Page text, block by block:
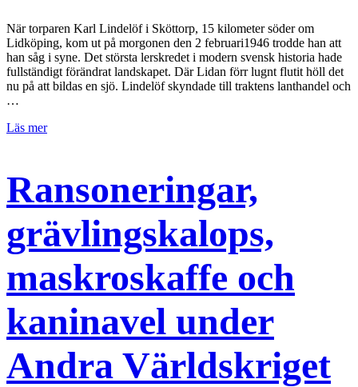
När torparen Karl Lindelöf i Sköttorp, 15 kilometer söder om
Lidköping, kom ut på morgonen den 2 februari1946 trodde han att
han såg i syne. Det största lerskredet i modern svensk historia hade
fullständigt förändrat landskapet. Där Lidan förr lugnt flutit höll det
nu på att bildas en sjö. Lindelöf skyndade till traktens lanthandel och
…
Läs mer
Ransoneringar,
grävlingskalops,
maskroskaffe och
kaninavel under
Andra Världskriget